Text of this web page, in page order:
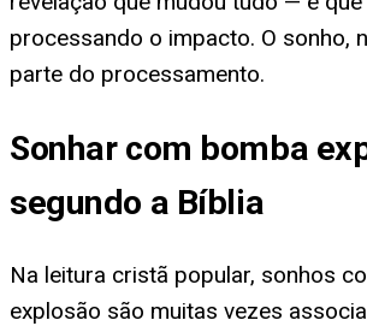
processando o impacto. O sonho,
parte do processamento.
Sonhar com bomba
segundo a Bíblia
Na leitura cristã popular, sonhos
explosão são muitas vezes